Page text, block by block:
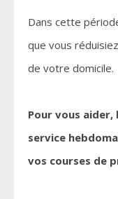
Dans cette
que vous
de votre domicile.
Pour vous
service
vos courses de